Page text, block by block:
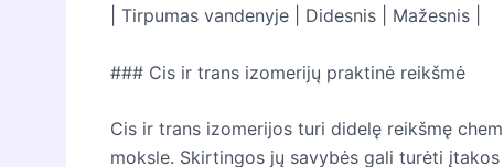
| Tirpumas vandenyje | Didesnis | Mažesnis |
### Cis ir trans izomerijų praktinė reikšmė
Cis ir trans izomerijos turi didelę reikšmę
moksle. Skirtingos jų savybės gali turėti